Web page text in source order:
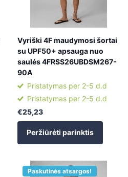
Vyriški 4F maudymosi šortai
su UPF50+ apsauga nuo
saulės 4FRSS26UBDSM267-
90A
Pristatymas per 2-5 d.d
Pristatymas per 2-5 d.d
€25,23
Peržiūrėti parinktis
Paskutinės atsargos!